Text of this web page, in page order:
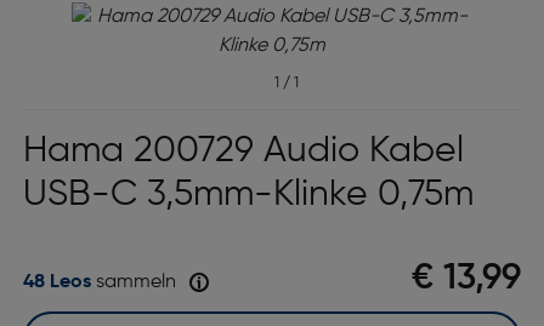
1 / 1
Hama 200729 Audio Kabel
USB-C 3,5mm-Klinke 0,75m
€ 13,99
48 Leossammeln